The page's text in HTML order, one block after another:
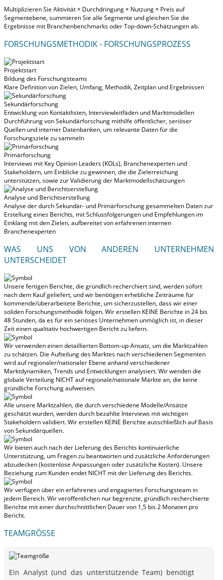
Multiplizieren Sie Aktivität × Durchdringung × Nutzung × Preis auf
Segmentebene, summieren Sie alle Segmente und gleichen Sie die
Ergebnisse mit Branchenbenchmarks oder Top-down-Schätzungen ab.
FORSCHUNGSMETHODIK - FORSCHUNGSPROZESS
Projektstart
Bildung des Forschungsteams
Klare Definition von Zielen, Umfang, Methodik, Zeitplan und Ergebnissen
Sekundärforschung
Entwicklung von Kontaktlisten, Interviewleitfäden und Marktmodellen
Durchführung von Sekundärforschung mithilfe öffentlicher, seriöser
Quellen und interner Datenbanken, um relevante Daten für die
Forschungsziele zu sammeln
Primärforschung
Interviews mit Key Opinion Leaders (KOLs), Branchenexperten und
Stakeholdern, um Einblicke zu gewinnen, die die Zielerreichung
unterstützen, sowie zur Validierung der Marktmodellschätzungen
Analyse und Berichtserstellung
Analyse der durch Sekundär- und Primärforschung gesammelten Daten zur
Erstellung eines Berichts, mit Schlussfolgerungen und Empfehlungen im
Einklang mit den Zielen, aufbereitet von erfahrenen internen
Branchenexperten
WAS UNS VON ANDEREN UNTERNEHMEN
UNTERSCHEIDET
Unsere fertigen Berichte, die gründlich recherchiert sind, werdensofort
nach dem Kauf geliefert, und wir benötigen erhebliche Zeiträume für
kommende/überarbeitete Berichte, um sicherzustellen, dass wir einer
soliden Forschungsmethodik folgen.Wir erstellen KEINE Berichte in 24 bis
48 Stunden, da es für ein seriöses Unternehmen unmöglich ist, in dieser
Zeit einen qualitativ hochwertigen Bericht zu liefern.
Wir verwenden einen detaillierten Bottom-up-Ansatz, um die Marktzahlen
zu schätzen. Die Aufteilung des Marktes nach verschiedenen Segmenten
wird auf regionaler/nationaler Ebene anhand verschiedener
Marktdynamiken, Trends und Entwicklungen analysiert.Wir wenden die
globale Verteilung NICHT auf regionale/nationale Märkte an, die keine
gründliche Forschung aufweisen.
Alle unsere Marktzahlen, die durch verschiedene Modelle/Ansätze
geschätzt wurden, werden durch bezahlte Interviews mit wichtigen
Stakeholdern validiert.Wir erstellen KEINE Berichte ausschließlich auf Basis
von Sekundärquellen.
Wir bieten auch nach der Lieferung des Berichts kontinuierliche
Unterstützung, um Fragen zu beantworten und zusätzliche Anforderungen
abzudecken (kostenlose Anpassungen oder zusätzliche Kosten). Unsere
Beziehung zum Kunden endet NICHT mit der Lieferung des Berichts.
Wir verfügen über ein erfahrenes und engagiertes Forschungsteam in
jedem Bereich. Wir veröffentlichen nur begrenzte, gründlich recherchierte
Berichte miteiner durchschnittlichen Dauer von 1,5 bis 2 Monaten pro
Bericht.
TEAMGRÖSSE
Ein Analyst (und das unterstützende Team) benötigt